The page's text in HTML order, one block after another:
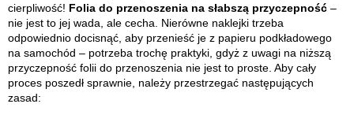
cierpliwość! Folia do przenoszenia na słabszą przyczepność –
nie jest to jej wada, ale cecha. Nierówne naklejki trzeba
odpowiednio docisnąć, aby przenieść je z papieru podkładowego
na samochód – potrzeba trochę praktyki, gdyż z uwagi na niższą
przyczepność folii do przenoszenia nie jest to proste. Aby cały
proces poszedł sprawnie, należy przestrzegać następujących
zasad: